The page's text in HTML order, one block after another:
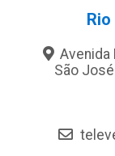
Avenida
São